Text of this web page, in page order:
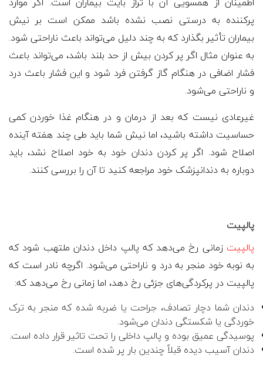
پرکننده به درستی نصب نشده باشد ممکن است بر نیش
بیماران تأثیر بگذارد که به چند دلیل می‌تواند باعث ناراحتی شود.
به عنوان مثال اگر پر کردن بیش از حد بلند باشد، می‌تواند باعث
فشار اضافی در هنگام گاز گرفتن فرد شود و این فشار باعث درد
و ناراحتی می‌شود.
غیرعادی نیست که بعد از درمان و در هنگام غذا خوردن کمی
حساسیت داشته باشید، اما نیش شما باید طی چند هفته آینده
اصلاح شود. اگر پر کردن دندان خود به خود اصلاح نشد، باید
دوباره به دندانپزشک خود مراجعه کنید تا آن را بررسی کنند.
پالپیت
پالپیت زمانی رخ می‌دهد که پالپ داخل دندان ملتهب شود که
به نوبه خود منجر به درد و ناراحتی می‌شود. اگرچه نادر است که
پالپیت در پرکردگی‌های جزئی رخ دهد، اما زمانی رخ می‌دهد که:
دندان شما دچار تصادف، جراحت یا ضربه شده که منجر به ترک
خوردگی یا شکستگی دندان می‌شود.
پوسیدگی عمیق بوده و پالپ داخلی را تحت تاثیر قرار داده است.
دندان آسیب دیده قبلاً چندین بار پر شده است.